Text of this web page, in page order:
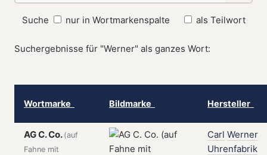
Suche nur in Wortmarkenspalte als Teilwort
Suchergebnisse für "Werner" als ganzes Wort:
Wortmarke Bildmarke Hersteller
AG C. Co. (auf
Fahne mit
Carl Werner
Uhrenfabrik